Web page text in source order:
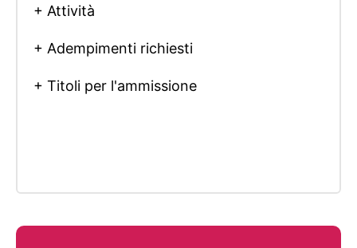
+ Attività
+ Adempimenti richiesti
+ Titoli per l'ammissione